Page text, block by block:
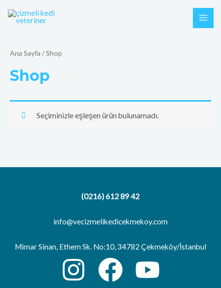
atla
Ana Sayfa / Shop
Shop
Seçiminizle eşleşen ürün bulunamadı.
(0216) 612 89 42
info@vecizmelikedicekmekoy.com
Mimar Sinan, Ethem Sk. No:10, 34782 Çekmeköy/İstanbul